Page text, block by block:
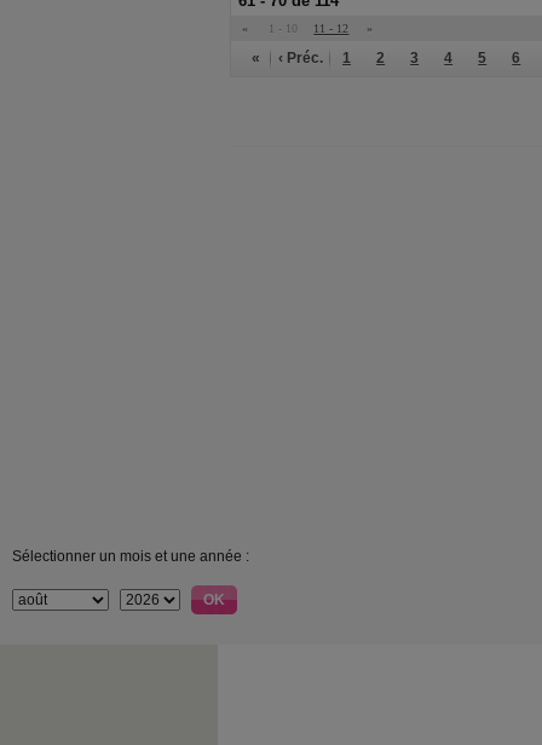
« 1 - 10 11 - 12 »
« ‹ Préc. 1 2 3 4 5 6
Sélectionner un mois et une année :